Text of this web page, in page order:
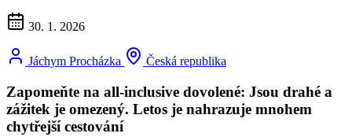
30. 1. 2026
Jáchym Procházka Česká republika
Zapomeňte na all-inclusive dovolené: Jsou drahé a
zážitek je omezený. Letos je nahrazuje mnohem
chytřejší cestování